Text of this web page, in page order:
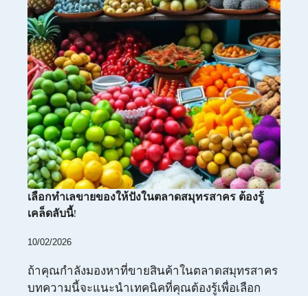
เลือกทำเลขายของให้ปังในตลาดสมุทรสาคร ต้องรู้
เคล็ดลับนี้!
10/02/2026
ถ้าคุณกำลังมองหาที่ขายสินค้าในตลาดสมุทรสาคร
บทความนี้จะแนะนำเทคนิคที่คุณต้องรู้เพื่อเลือก